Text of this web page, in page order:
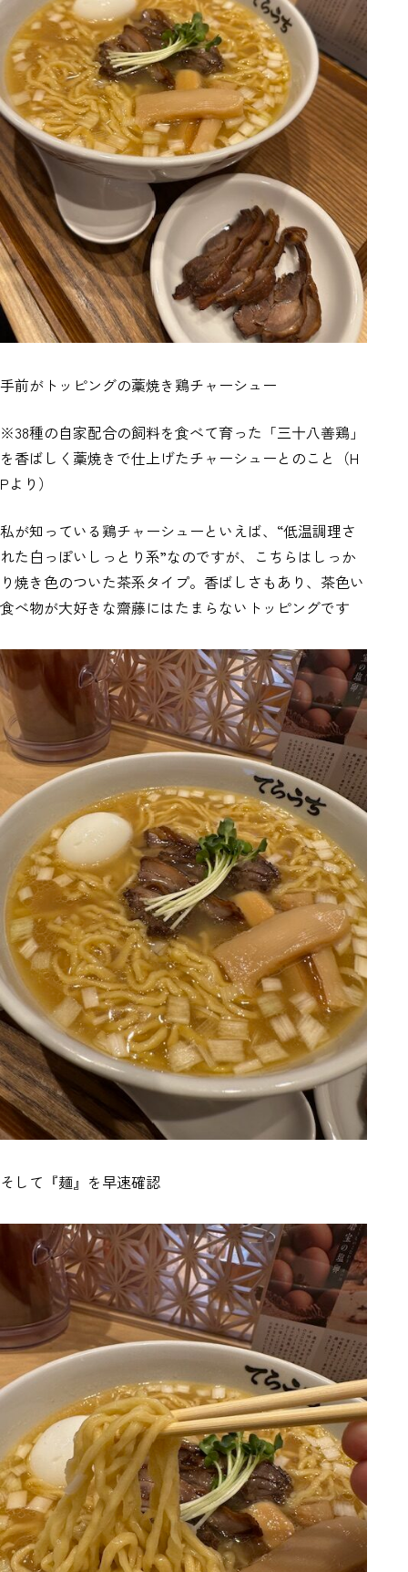
手前がトッピングの藁焼き鶏チャーシュー
※38種の自家配合の飼料を食べて育った「三十八善鶏」
を香ばしく藁焼きで仕上げたチャーシューとのこと（H
Pより）
私が知っている鶏チャーシューといえば、“低温調理さ
れた白っぽいしっとり系”なのですが、こちらはしっか
り焼き色のついた茶系タイプ。香ばしさもあり、茶色い
食べ物が大好きな齋藤にはたまらないトッピングです
そして『麺』を早速確認